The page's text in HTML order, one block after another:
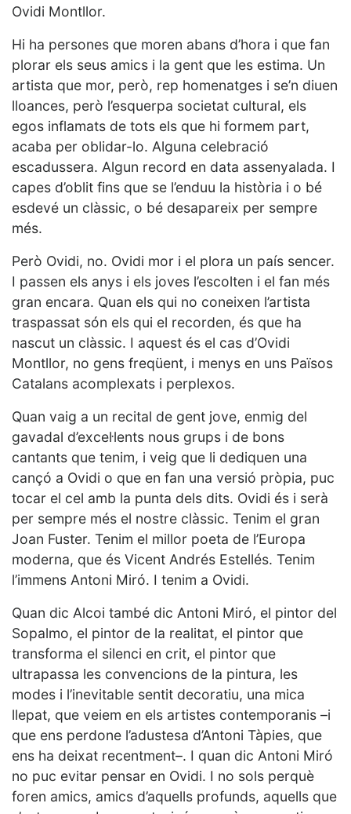
Ovidi Montllor.
Hi ha persones que moren abans d’hora i que fan
plorar els seus amics i la gent que les estima. Un
artista que mor, però, rep homenatges i se’n diuen
lloances, però l’esquerpa societat cultural, els
egos inflamats de tots els que hi formem part,
acaba per oblidar-lo. Alguna celebració
escadussera. Algun record en data assenyalada. I
capes d’oblit fins que se l’enduu la història i o bé
esdevé un clàssic, o bé desapareix per sempre
més.
Però Ovidi, no. Ovidi mor i el plora un país sencer.
I passen els anys i els joves l’escolten i el fan més
gran encara. Quan els qui no coneixen l’artista
traspassat són els qui el recorden, és que ha
nascut un clàssic. I aquest és el cas d’Ovidi
Montllor, no gens freqüent, i menys en uns Països
Catalans acomplexats i perplexos.
Quan vaig a un recital de gent jove, enmig del
gavadal d’excel·lents nous grups i de bons
cantants que tenim, i veig que li dediquen una
cançó a Ovidi o que en fan una versió pròpia, puc
tocar el cel amb la punta dels dits. Ovidi és i serà
per sempre més el nostre clàssic. Tenim el gran
Joan Fuster. Tenim el millor poeta de l’Europa
moderna, que és Vicent Andrés Estellés. Tenim
l’immens Antoni Miró. I tenim a Ovidi.
Quan dic Alcoi també dic Antoni Miró, el pintor del
Sopalmo, el pintor de la realitat, el pintor que
transforma el silenci en crit, el pintor que
ultrapassa les convencions de la pintura, les
modes i l’inevitable sentit decoratiu, una mica
llepat, que veiem en els artistes contemporanis –i
que ens perdone l’adustesa d’Antoni Tàpies, que
ens ha deixat recentment–. I quan dic Antoni Miró
no puc evitar pensar en Ovidi. I no sols perquè
foren amics, amics d’aquells profunds, aquells que